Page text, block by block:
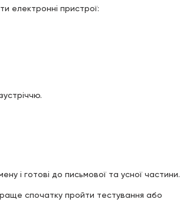
електронні пристрої:
і готові до письмової та усної частини.
спочатку пройти тестування або